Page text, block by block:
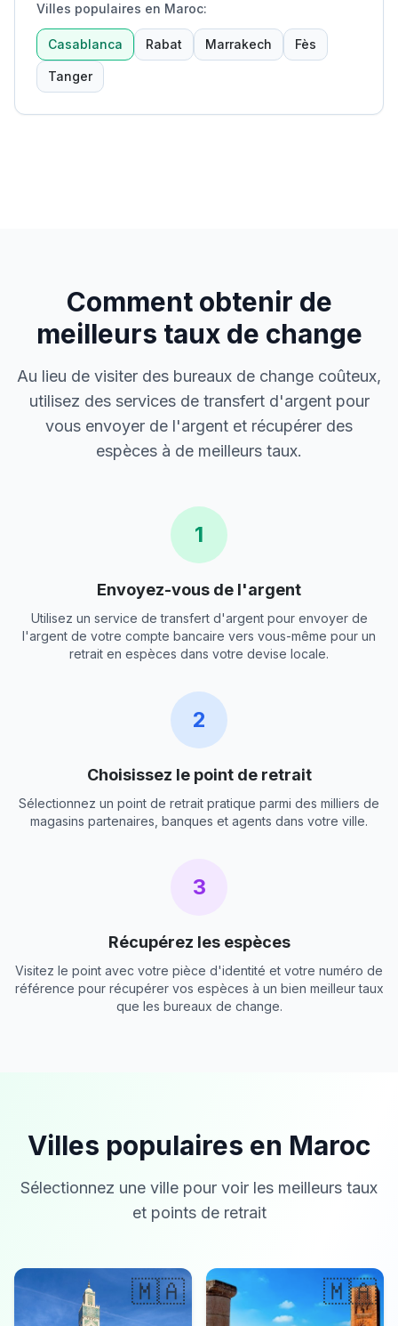
Villes populaires en Maroc:
Casablanca Rabat Marrakech Fès
Tanger
Comment obtenir de
meilleurs taux de change
Au lieu de visiter des bureaux de change coûteux,
utilisez des services de transfert d'argent pour
vous envoyer de l'argent et récupérer des
espèces à de meilleurs taux.
1
Envoyez-vous de l'argent
Utilisez un service de transfert d'argent pour envoyer de
l'argent de votre compte bancaire vers vous-même pour un
retrait en espèces dans votre devise locale.
2
Choisissez le point de retrait
Sélectionnez un point de retrait pratique parmi des milliers de
magasins partenaires, banques et agents dans votre ville.
3
Récupérez les espèces
Visitez le point avec votre pièce d'identité et votre numéro de
référence pour récupérer vos espèces à un bien meilleur taux
que les bureaux de change.
Villes populaires en Maroc
Sélectionnez une ville pour voir les meilleurs taux
et points de retrait
🇲🇦 🇲🇦